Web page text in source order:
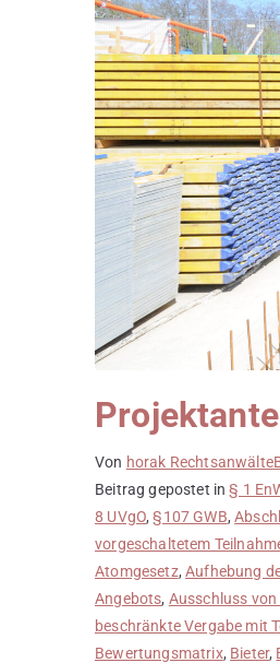
Von horak Rechtsanwälte
Beitrag gepostet in§ 1
8 UVgO,§107 GWB,
vorgeschaltetem
Atomgesetz,Aufhebung
Angebots, Ausschluss
beschränkte Vergabe mit
Bewertungsmatrix, Bieter,